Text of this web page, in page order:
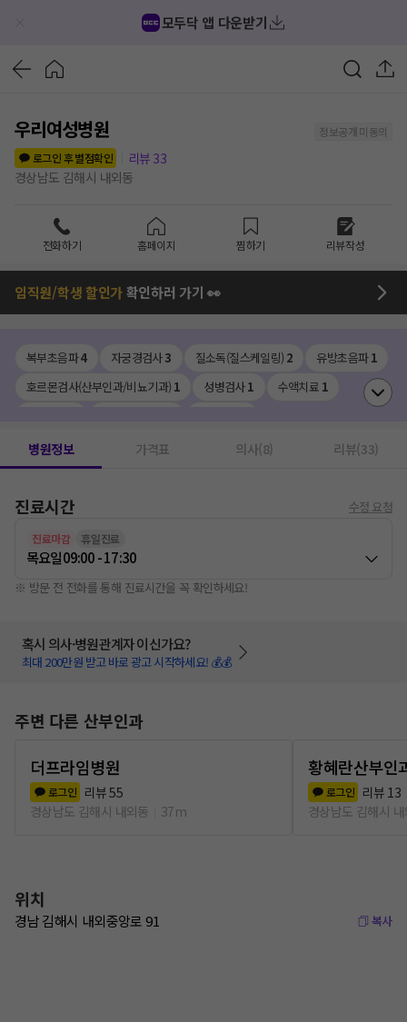
모두닥 앱 다운받기
우리여성병원
정보공개 미동의
로그인 후 별점확인
리뷰 33
경상남도 김해시 내외동
전화하기 홈페이지 찜하기 리뷰작성
임직원/학생 할인가확인하러 가기 👀
복부초음파4 자궁경검사3 질소독(질스케일링) 2 유방초음파1
호르몬검사(산부인과/비뇨기과) 1 성병검사1 수액치료 1
병원정보 가격표 의사(8) 리뷰(33)
진료시간 수정 요청
진료마감 휴일진료
목요일09:00 - 17:30
※ 방문 전 전화를 통해 진료시간을 꼭 확인하세요!
혹시 의사·병원관계자 이신가요?
최대 200만원 받고 바로 광고 시작하세요! 💰💰
주변 다른 산부인과
더프라임병원
로그인 리뷰55
경상남도 김해시 내외동
37m
황혜란산부인
로그인 리뷰 13
경상남도 김해시
위치
경남 김해시 내외중앙로 91 복사